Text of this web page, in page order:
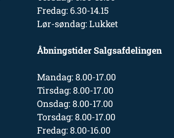
Fredag: 6.30-14.15
Lør-søndag: Lukket
Åbningstider Salgsafdelingen
Mandag: 8.00-17.00
Tirsdag: 8.00-17.00
Onsdag: 8.00-17.00
Torsdag: 8.00-17.00
Fredag: 8.00-16.00